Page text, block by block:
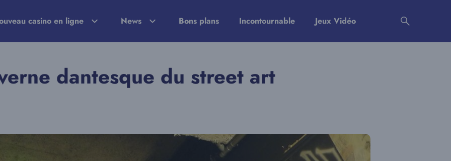
casino en ligne News Bons plans Incontournable Jeux Vidéo
dantesque du street art